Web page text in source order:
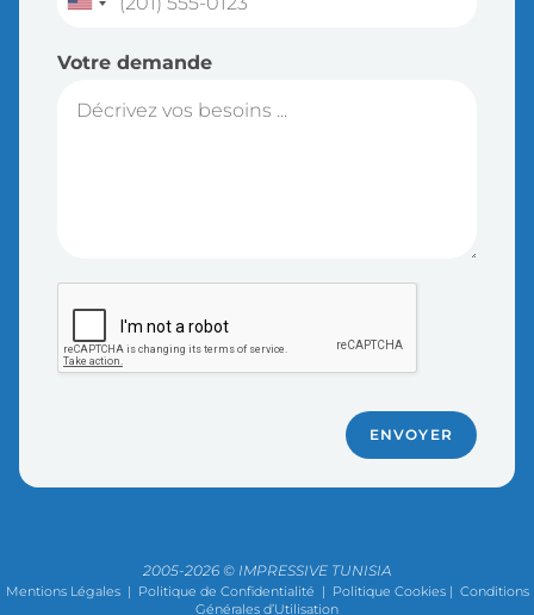
Votre demande
ENVOYER
2005-2026 © IMPRESSIVE TUNISIA
Mentions Légales| Politique de Confidentialité | Politique Cookies| Conditions
Générales d’Utilisation